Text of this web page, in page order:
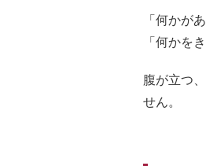
「何かが
「何かを
腹が立つ
せん。